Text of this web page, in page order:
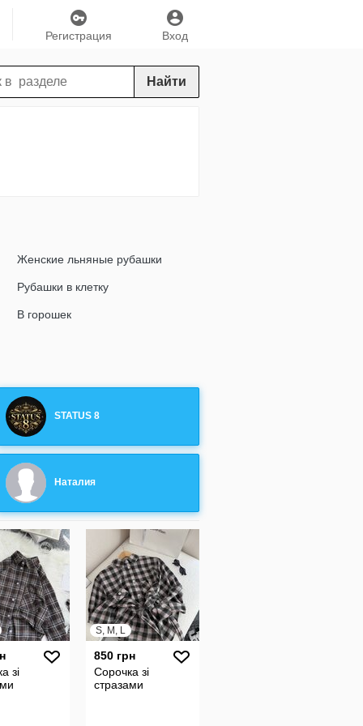
Вход
Регистрация
Найти
Женские льняные рубашки
Рубашки в клетку
В горошек
STATUS 8
Наталия
зі
S, M, L
850 грн
Сорочка зі
стразами